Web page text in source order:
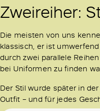
Zweireiher:
Die meisten von uns
klassisch, er ist
durch zwei parallele
bei Uniformen zu finden
Der Stil wurde später in
Outfit – und für jedes